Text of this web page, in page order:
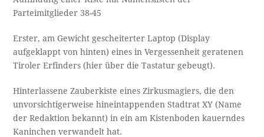
Parteimitglieder 38-45
Erster, am Gewicht gescheiterter Laptop (Display
aufgeklappt von hinten) eines in Vergessenheit geratenen
Tiroler Erfinders (hier über die Tastatur gebeugt).
Hinterlassene Zauberkiste eines Zirkusmagiers, die den
unvorsichtigerweise hineintappenden Stadtrat XY (Name
der Redaktion bekannt) in ein am Kistenboden kauerndes
Kaninchen verwandelt hat.